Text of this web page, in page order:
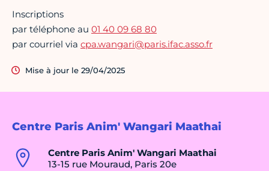
Centre Paris Anim' Wangari Maathai
Centre Paris Anim' Wangari Maathai
13-15 rue Mouraud, Paris 20e
Inscriptions
par téléphone au 01 40 09 68 80
par courriel via cpa.wangari@paris.ifac.asso.fr
Mise à jour le 29/04/2025